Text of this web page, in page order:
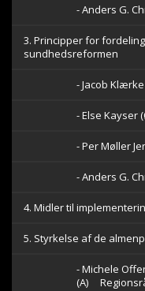
- Anders G.
3. Principper for
sundhedsreformen
- Jacob Klærke
- Else Kayser
- Per Møller
- Anders G.
4. Midler til
5. Styrkelse af de
- Michele
(A)